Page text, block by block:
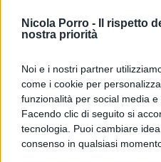
Nicola Porro -
Il rispetto
nostra priorità
Noi e i nostri partner
come i cookie per
funzionalità per social media
Facendo clic di seguito si
tecnologia. Puoi cambiare
consenso in qualsiasi
anche chi si è lanciato
a un miliardo di uomini e
Leggi anche:
Cosa c’è di sinistro